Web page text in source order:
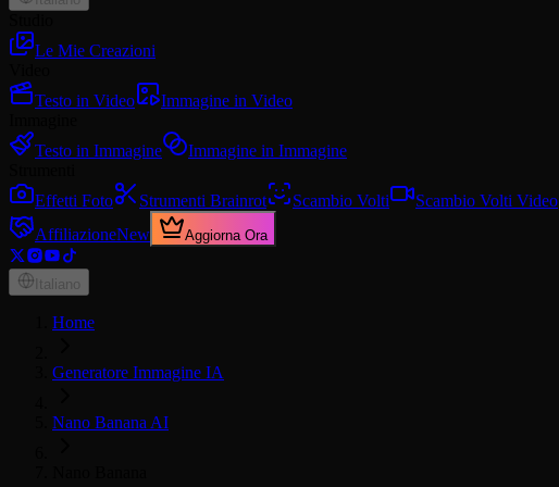
Le Mie Creazioni
Testo in Video
Immagine in Video
Testo in Immagine
Immagine in Immagine
Effetti Foto
Strumenti Brainrot Scambio Volti Scambio Volti Video
AffiliazioneNew Aggiorna Ora
Italiano
Home
Generatore Immagine IA
Nano Banana AI